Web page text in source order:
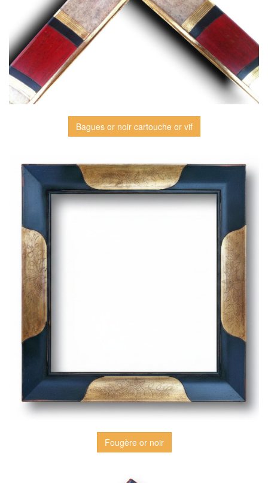
Bagues or noir cartouche or vif
Fougère or noir